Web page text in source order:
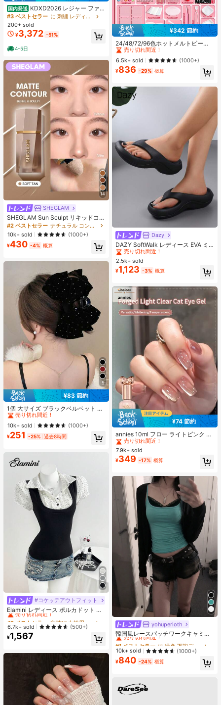
国内発送 KDXD2026 レジャー ファッ
ション ロングサイズ 夏服 女性 ワイ
ルドスタイル ボア付きトップス ワイ
ルドスタイル ロングスカート 3点セ
ット UVカット 軽量 通気性 袖付き
ヒップカバー効果 通気性抜群 サイズ
豊富
#3 ベストセラー
に 刺繍 レディースコーデ
200+ sold
¥3,372 -51%
4-5日
14
SHEGLAM
SHEGLAM Sun Sculpt リキッドコン
ター-Soft Tan ノーズシャドウ シェ
ーディング 女性と女の子のためのブ
ランドビューティーコスメメイクア
ップ
#2 ベストセラー
ナチュラル コントゥア＆ブロンザー
10k+ sold
(1000+)
¥430 -4% 概算
5
¥83 節約
1個 大サイズ ブラックベルベット リ
ボン ヘアクリップ クリスタルライン
ストーン装飾付き、エレガントな二
重レイヤー フロック加工リボン レデ
ィース用
#1 ベストセラー ブラック 髪の爪
売り切れ間近！
#1 ベストセラー ブラック 髪の爪
売り切れ間近！
#1 ベストセラー ブラック 髪の爪
売り切れ間近！
#1 ベストセラー ブラック 髪の爪
10k+ sold (1000+)
¥251 -25% 過去8時間
#コケッテアウトフィット
Elamini レディース ポルカドット パ
ッチワーク レーストリム 配色 ウエ
スト ショートスリーブ トップス 夏
用
#2 ベストセラー
夜遊び 女性用ブラウス
売り切れ間近！
#2 ベストセラー
売り切れ間近！
#2 ベストセラー
売り切れ間近！
#2 ベストセラー
6.7k+ sold (500+)
¥1,567
¥342 節約
24/48/72/96色ホットメルトビーズ
クリエイティブクラフトセット、ス
クエアペグボード、多層収納ボック
ス、アイロンペーパー、カラフルな
キーチェーン、装飾アクセサリー、
ハンギングロープ付き、DIY愛好家
がDIYパズル、バレンタインデーギ
フト、誕生日ギフトを手作りできま
す。
#1 ベストセラー
に ジュエリー製作セット
売り切れ間近！
#1 ベストセラー
売り切れ間近！
#1 ベストセラー
売り切れ間近！
#1 ベストセラー
6.5k+ sold (1000+)
¥836 -29% 概算
Dazy
DAZY SoftWalk レディース EVA ミ
ッドヒールプラットフォームビーチ
サンダル - 超軽量、通気性、快適、
滑り止め、柔らかいソール、ミニマ
ルデザイン、ビーチ、休暇、家庭で
の自由時間、デイリー着用に適し、
オールシーズン、スリップオン、無
地、プリントなし
#2 ベストセラー
売り切れ間近！
#2 ベストセラー
売り切れ間近！
#2 ベストセラー
売り切れ間近！
#2 ベストセラー
2.5k+ sold
¥1,123 -3% 概算
¥74 節約
annies 10ml フロー ライトピンク キ
ャットアイ ジェルネイルポリッシュ
ウルトラシャイン UVジェル ミラー
グラス キャットマグネットジェル ワ
ニス ネイルサプライ
#1 ベストセラー
に アニーズ ジェルネイルポリッシュ
売り切れ間近！
#1 ベストセラー
売り切れ間近！
#1 ベストセラー
売り切れ間近！
#1 ベストセラー
に アニーズ ジェルネイルポリッシュ
7.9k+ sold
¥349 -17% 概算
yohuperloth
韓国風レースパッチワークキャミソ
ールタンクトップ、Y2Kエステティ
ック、ストリートウェアカジュアル
サマー
#1 ベストセラー
売り切れ間近！
#1 ベストセラー
売り切れ間近！
#1 ベストセラー
売り切れ間近！
#1 ベストセラー
10k+ sold (1000+)
¥840 -24% 概算